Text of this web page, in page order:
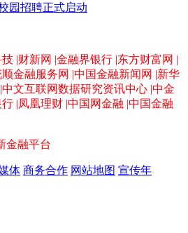
园招聘正式启动
|财新网 |金融界银行 |东方财富网 |
金融服务网 |中国金融新闻网 |新华
文互联网数据研究资讯中心 |中金
|凤凰理财 |中国网金融 |中国金融
金融平台
体 商务合作 网站地图 宣传年